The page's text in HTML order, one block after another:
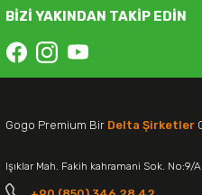
BİZİ YAKINDAN TAKİP EDİN
Gogo Premium Bir Delta Şirketler
Işıklar Mah. Fakih kahramani Sok. No:9/